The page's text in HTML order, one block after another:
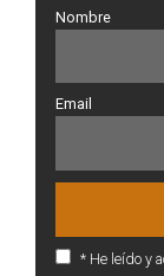
Nombre
Email
* He leído y